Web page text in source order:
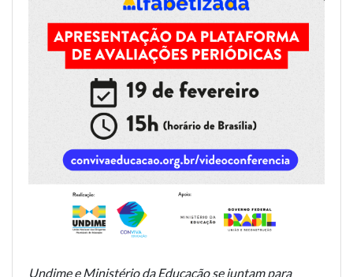
Undime e Ministério da Educação se juntam para